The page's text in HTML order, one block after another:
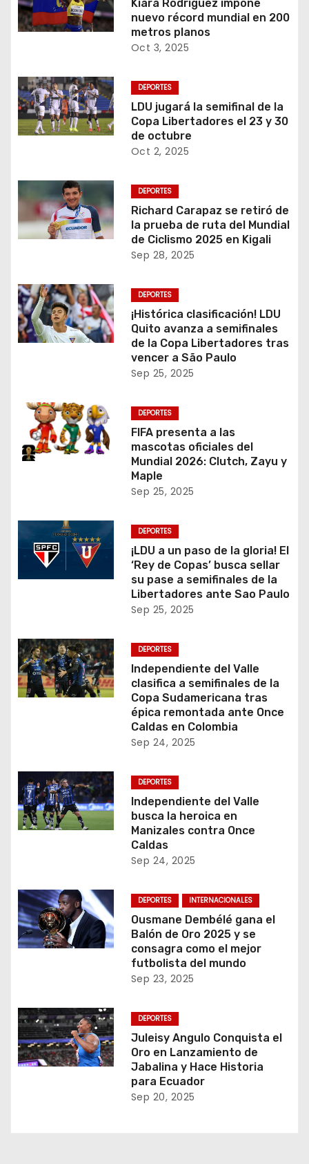
Kiara Rodríguez impone
nuevo récord mundial en 200
metros planos
Oct 3, 2025
DEPORTES
LDU jugará la semifinal de la
Copa Libertadores el 23 y 30
de octubre
Oct 2, 2025
DEPORTES
Richard Carapaz se retiró de
la prueba de ruta del Mundial
de Ciclismo 2025 en Kigali
Sep 28, 2025
DEPORTES
¡Histórica clasificación! LDU
Quito avanza a semifinales
de la Copa Libertadores tras
vencer a São Paulo
Sep 25, 2025
DEPORTES
FIFA presenta a las
mascotas oficiales del
Mundial 2026: Clutch, Zayu y
Maple
Sep 25, 2025
DEPORTES
¡LDU a un paso de la gloria! El
‘Rey de Copas’ busca sellar
su pase a semifinales de la
Libertadores ante Sao Paulo
Sep 25, 2025
DEPORTES
Independiente del Valle
clasifica a semifinales de la
Copa Sudamericana tras
épica remontada ante Once
Caldas en Colombia
Sep 24, 2025
DEPORTES
Independiente del Valle
busca la heroica en
Manizales contra Once
Caldas
Sep 24, 2025
DEPORTES INTERNACIONALES
Ousmane Dembélé gana el
Balón de Oro 2025 y se
consagra como el mejor
futbolista del mundo
Sep 23, 2025
DEPORTES
Juleisy Angulo Conquista el
Oro en Lanzamiento de
Jabalina y Hace Historia
para Ecuador
Sep 20, 2025